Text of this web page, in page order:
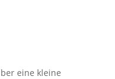
eine kleine